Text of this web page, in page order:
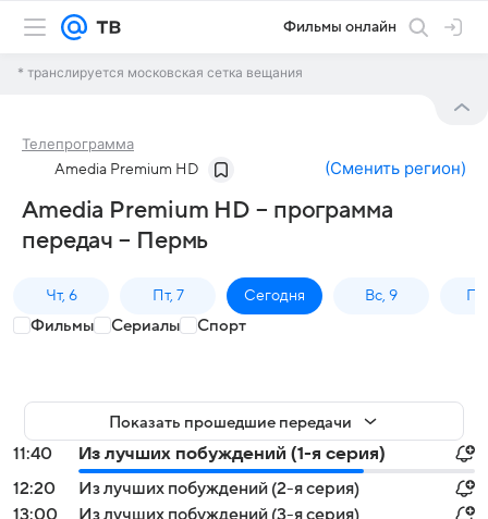
Фильмы онлайн
* транслируется московская сетка вещания
Телепрограмма
Amedia Premium HD (Сменить регион)
Amedia Premium HD – программа
передач – Пермь
Чт, 6 Пт, 7 Сегодня Вс, 9
Фильмы Сериалы Спорт
Показать прошедшие передачи
11:40
Из лучших побуждений (1-я серия)
12:20
Из лучших побуждений (2-я серия)
13:00
Из лучших побуждений (3-я серия)